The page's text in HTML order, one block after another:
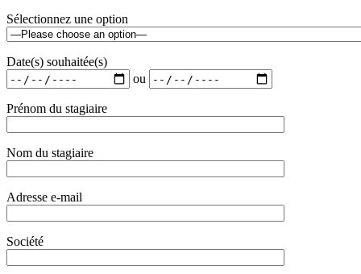
Sélectionnez une option
Date(s) souhaitée(s)
ou
Prénom du stagiaire
Nom du stagiaire
Adresse e-mail
Société